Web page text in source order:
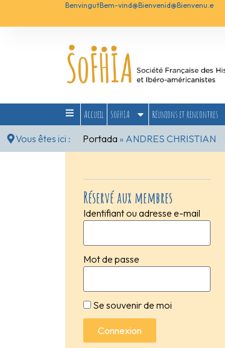
BenvingutBem-vind@Bienvenid@Bienvenu.e
Accueil SoFHIA Réunions et rencontres
Vous êtes ici :
Portada » ANDRES CHRISTIAN
Réservé aux membres
Identifiant ou adresse e-mail
Mot de passe
Se souvenir de moi
Connexion